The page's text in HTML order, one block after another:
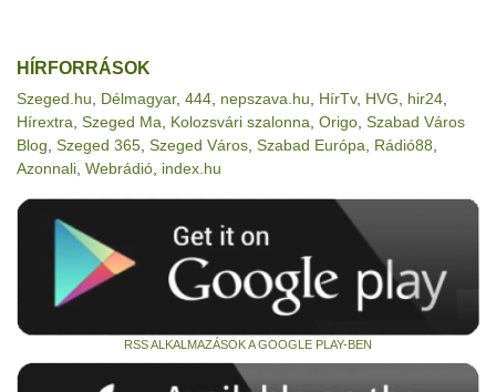
HÍRFORRÁSOK
Szeged.hu Délmagyar, 444 nepszava.hu HírTv, HVG hir24
Hírextra Szeged Ma Kolozsvári szalonna Origo Szabad Város
Blog Szeged 365 Szeged Város Szabad Európa Rádió88
Azonnali Webrádió index.hu
RSS ALKALMAZÁSOK A GOOGLE PLAY-BEN